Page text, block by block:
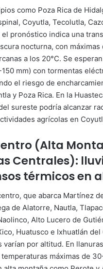
como Poza Rica de
Coyutla, Tecolutla,
el pronóstico indica una
nocturna, con máximas
a los 20°C. Se
mm) con tormentas
el riesgo de
y Poza Rica. En la
sureste podría alcanzar
agrícolas en
(Alta
Centrales):
térmicos en
que abarca Martínez
de Alatorre, Nautla,
Alto Lucero de
Huatusco e Ixhuatlán del
varían por altitud. En
máximas de